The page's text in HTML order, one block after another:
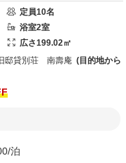
定員10名
浴室2室
広さ199.02㎡
旧邸貸別荘 南壽庵
目的地から
/泊